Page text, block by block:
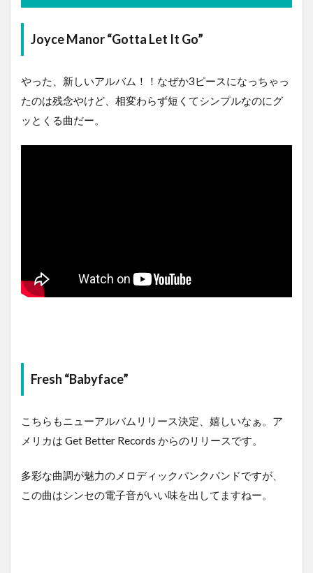
Joyce Manor “Gotta Let It Go”
やった、新しいアルバム！！なぜか3ピースになっちゃっ
たのは残念やけど、相変わらず短くてシンプルなのにグ
ッとくる曲だー。
Fresh “Babyface”
こちらもニューアルバムリリース決定、嬉しいなぁ。ア
メリカは Get Better Records からのリリースです。
多彩な曲調が魅力のメロディックパンクバンドですが、
この曲はシンセの電子音がいい味を出してますねー。